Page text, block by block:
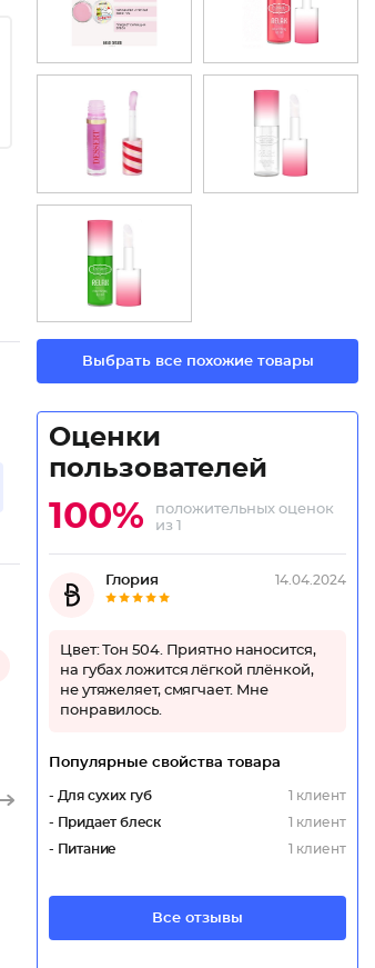
Выбрать все похожие товары
Оценки
пользователей
100%
положительных оценок
из 1
Глория 14.04.2024
Цвет: Тон 504. Приятно наносится,
на губах ложится лёгкой плёнкой,
не утяжеляет, смягчает. Мне
понравилось.
Популярные свойства товара
- Для сухих губ
1 клиент
- Придает блеск
1 клиент
- Питание
1 клиент
Все отзывы